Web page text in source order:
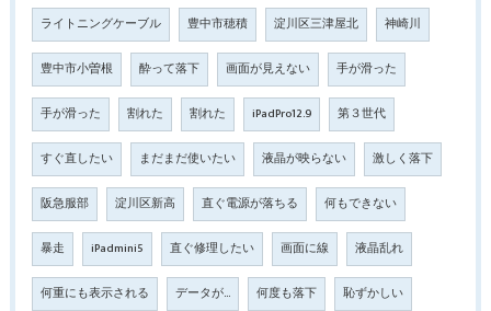
ライトニングケーブル 豊中市穂積 淀川区三津屋北 神崎川
豊中市小曽根 酔って落下 画面が見えない 手が滑った
手が滑った 割れた 割れた iPadPro12.9 第３世代
すぐ直したい まだまだ使いたい 液晶が映らない 激しく落下
阪急服部 淀川区新高 直ぐ電源が落ちる 何もできない
暴走 iPadmini5 直ぐ修理したい 画面に線 液晶乱れ
何重にも表示される データが… 何度も落下 恥ずかしい